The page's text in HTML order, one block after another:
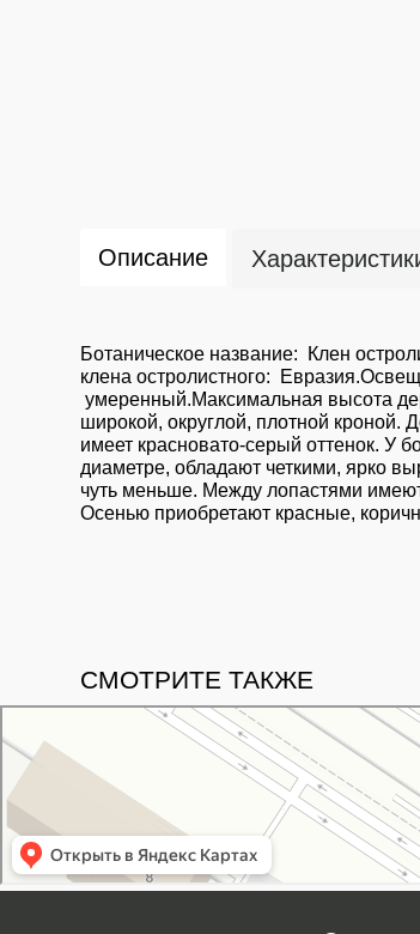
Описание
Ботаническое название: Клен
клена остролистного:
умеренный.Максимальная высота
широкой, округлой, плотной кроной.
имеет красновато-серый оттенок. У
диаметре, обладают четкими, ярко
чуть меньше. Между лопастями
Осенью приобретают красные,
СМОТРИТЕ ТАКЖЕ
Питомник растений в Москве
Садовый центр в Москве